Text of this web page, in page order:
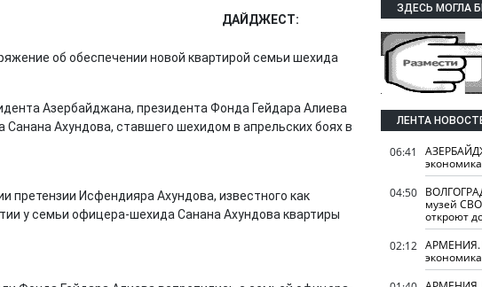
ДАЙДЖЕСТ:
Азербайджана, президента Фонда Гейдара Алиева
Ахундова, ставшего шехидом в апрельских боях в
претензии Исфендияра Ахундова, известного как
у семьи офицера-шехида Санана Ахундова квартиры
ЗДЕСЬ МОГЛА
ЛЕНТА
06:41
04:50
музей
откроют
02:12 АРМЕНИЯ.